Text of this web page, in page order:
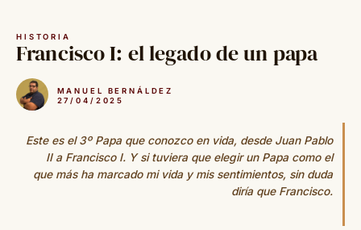
contenido
HISTORIA
Francisco I: el legado de un papa
MANUEL BERNÁLDEZ
27/04/2025
Este es el 3º Papa que conozco en vida, desde Juan Pablo
II a Francisco I. Y si tuviera que elegir un Papa como el
que más ha marcado mi vida y mis sentimientos, sin duda
diría que Francisco.